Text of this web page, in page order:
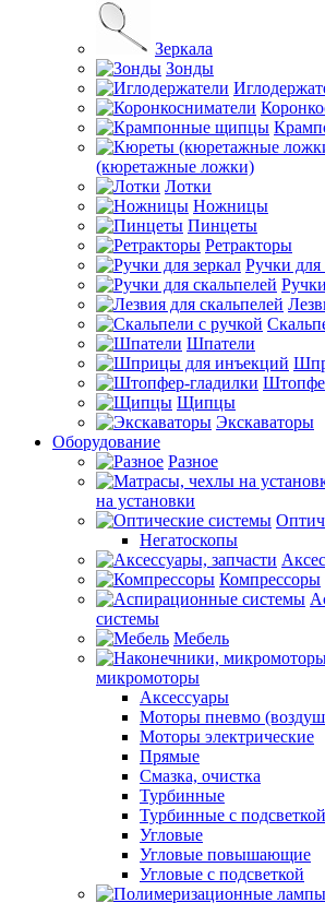
Зеркала
Зонды
(кюретажные ложки)
Лотки
Ножницы
Пинцеты
Ретракторы
Ручки для
Шпатели
Щипцы
Экскаваторы
Оборудование
Разное
на установки
Негатоскопы
Компрессоры
системы
Мебель
микромоторы
Аксессуары
Моторы пневмо
Моторы электрические
Прямые
Смазка, очистка
Турбинные
Турбинные с подсветкой
Угловые
Угловые повышающие
Угловые с подсветкой